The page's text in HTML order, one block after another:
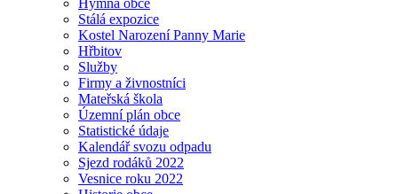
Hymna obce
Stálá expozice
Kostel Narození Panny Marie
Hřbitov
Služby
Firmy a živnostníci
Mateřská škola
Územní plán obce
Statistické údaje
Kalendář svozu odpadu
Sjezd rodáků 2022
Vesnice roku 2022